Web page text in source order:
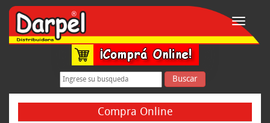
Toggle
Buscar
Compra Online